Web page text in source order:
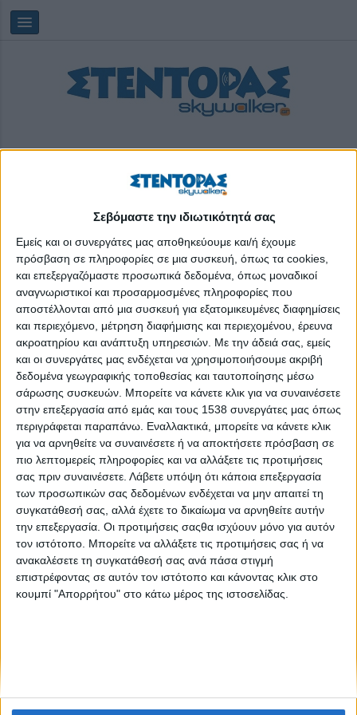
Σεβόμαστε την ιδιωτικότητά σας
Εμείς και οι συνεργάτες μας αποθηκεύουμε και/ή έχουμε
πρόσβαση σε πληροφορίες σε μια συσκευή, όπως τα cookies,
και επεξεργαζόμαστε προσωπικά δεδομένα, όπως μοναδικοί
αναγνωριστικοί και προσαρμοσμένες πληροφορίες που
αποστέλλονται από μια συσκευή για εξατομικευμένες διαφημίσεις
και περιεχόμενο, μέτρηση διαφήμισης και περιεχομένου, έρευνα
ακροατηρίου και ανάπτυξη υπηρεσιών. Με την άδειά σας, εμείς
και οι συνεργάτες μας ενδέχεται να χρησιμοποιήσουμε ακριβή
δεδομένα γεωγραφικής τοποθεσίας και ταυτοποίησης μέσω
σάρωσης συσκευών. Μπορείτε να κάνετε κλικ για να συναινέσετε
στην επεξεργασία από εμάς και τους 1538 συνεργάτες μας όπως
περιγράφεται παραπάνω. Εναλλακτικά, μπορείτε να κάνετε κλικ
για να αρνηθείτε να συναινέσετε ή να αποκτήσετε πρόσβαση σε
πιο λεπτομερείς πληροφορίες και να αλλάξετε τις προτιμήσεις
σας πριν συναινέσετε. Λάβετε υπόψη ότι κάποια επεξεργασία
των προσωπικών σας δεδομένων ενδέχεται να μην απαιτεί τη
συγκατάθεσή σας, αλλά έχετε το δικαίωμα να αρνηθείτε αυτήν
την επεξεργασία. Οι προτιμήσεις σαςθα ισχύουν μόνο για αυτόν
τον ιστότοπο. Μπορείτε να αλλάξετε τις προτιμήσεις σας ή να
ανακαλέσετε τη συγκατάθεσή σας ανά πάσα στιγμή
επιστρέφοντας σε αυτόν τον ιστότοπο και κάνοντας κλικ στο
κουμπί "Απορρήτου" στο κάτω μέρος της ιστοσελίδας.
μπούλινγκ
Like like, αρ. φύλλου 24
Θεσσαλονίκη: "Παιδιά Μιλήστε!"
NEWSLETTER